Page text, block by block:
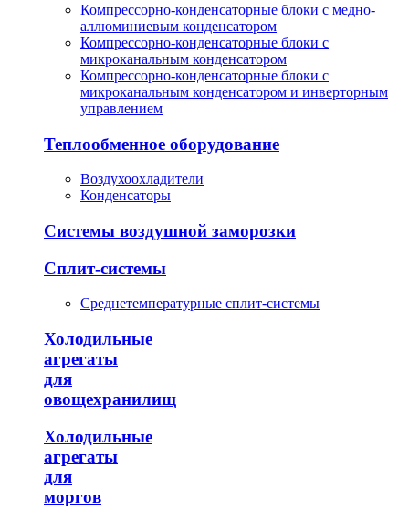
Компрессорно-конденсаторные блоки с медно-
аллюминиевым конденсатором
Компрессорно-конденсаторные блоки с
микроканальным конденсатором
Компрессорно-конденсаторные блоки с
микроканальным конденсатором и инверторным
управлением
Теплообменное оборудование
Воздухоохладители
Конденсаторы
Системы воздушной заморозки
Сплит-системы
Среднетемпературные сплит-системы
Холодильные
агрегаты
для
овощехранилищ
Холодильные
агрегаты
для
моргов